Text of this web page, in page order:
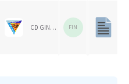
CD GINER DE LOS RÍOS FIN